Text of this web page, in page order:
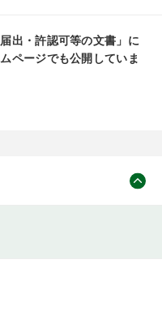
出・許認可等の文書」に
ページでも公開していま